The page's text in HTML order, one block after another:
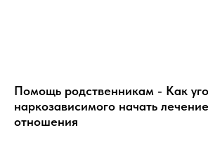
Помощь родственникам - Как
наркозависимого начать
отношения